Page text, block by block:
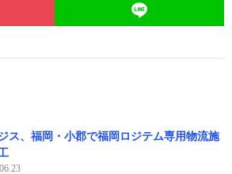
ス、福岡・小郡で福岡ロジテム専用物流施